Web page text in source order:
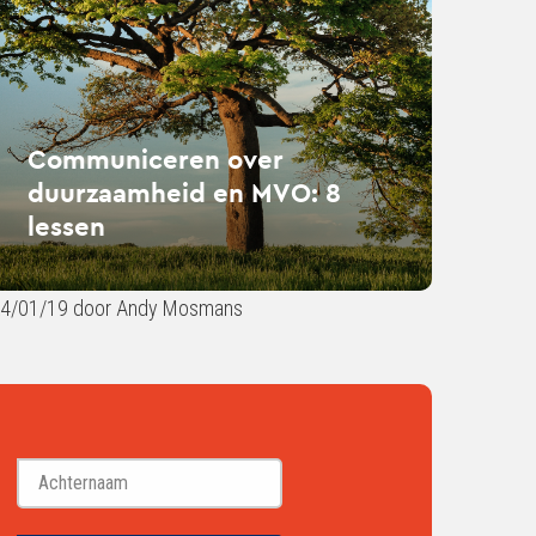
Communiceren over
duurzaamheid en MVO: 8
lessen
01/19 door Andy Mosmans